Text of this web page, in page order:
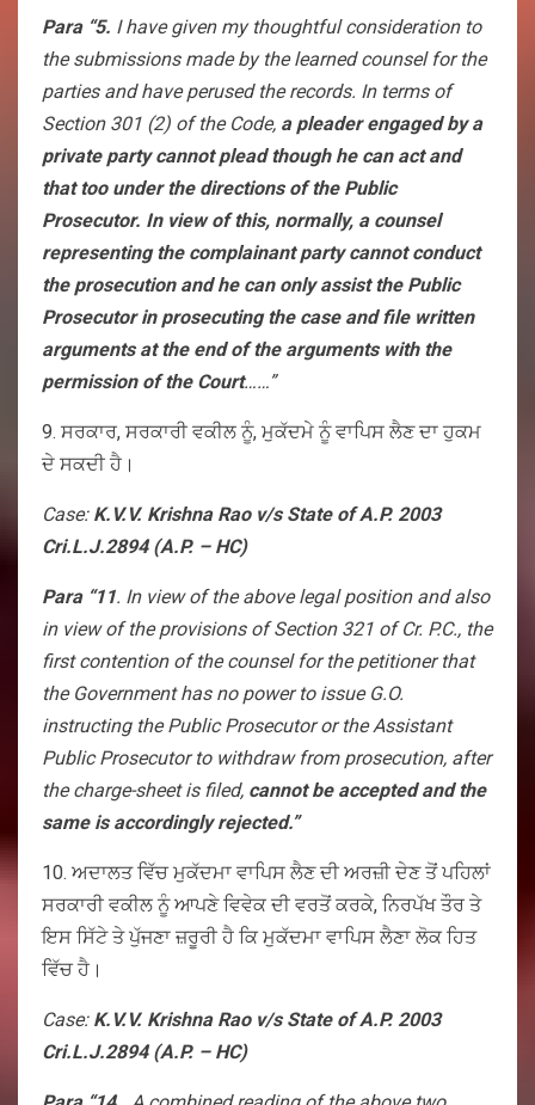
Para “5. I have given my thoughtful consideration to
the submissions made by the learned counsel for the
parties and have perused the records. In terms of
Section 301 (2) of the Code, a pleader engaged by a
private party cannot plead though he can act and
that too under the directions of the Public
Prosecutor. In view of this, normally, a counsel
representing the complainant party cannot conduct
the prosecution and he can only assist the Public
Prosecutor in prosecuting the case and file written
arguments at the end of the arguments with the
permission of the Court……”
9. ਸਰਕਾਰ, ਸਰਕਾਰੀ ਵਕੀਲ ਨੂੰ, ਮੁਕੱਦਮੇ ਨੂੰ ਵਾਪਿਸ ਲੈਣ ਦਾ ਹੁਕਮ
ਦੇ ਸਕਦੀ ਹੈ।
Case: K.V.V. Krishna Rao v/s State of A.P. 2003
Cri.L.J.2894 (A.P. – HC)
Para “11. In view of the above legal position and also
in view of the provisions of Section 321 of Cr. P.C., the
first contention of the counsel for the petitioner that
the Government has no power to issue G.O.
instructing the Public Prosecutor or the Assistant
Public Prosecutor to withdraw from prosecution, after
the charge-sheet is filed, cannot be accepted and the
same is accordingly rejected.”
10. ਅਦਾਲਤ ਵਿੱਚ ਮੁਕੱਦਮਾ ਵਾਪਿਸ ਲੈਣ ਦੀ ਅਰਜ਼ੀ ਦੇਣ ਤੋਂ ਪਹਿਲਾਂ
ਸਰਕਾਰੀ ਵਕੀਲ ਨੂੰ ਆਪਣੇ ਵਿਵੇਕ ਦੀ ਵਰਤੋਂ ਕਰਕੇ, ਨਿਰਪੱਖ ਤੌਰ ਤੇ
ਇਸ ਸਿੱਟੇ ਤੇ ਪੁੱਜਣਾ ਜ਼ਰੂਰੀ ਹੈ ਕਿ ਮੁਕੱਦਮਾ ਵਾਪਿਸ ਲੈਣਾ ਲੋਕ ਹਿਤ
ਵਿੱਚ ਹੈ।
Case: K.V.V. Krishna Rao v/s State of A.P. 2003
Cri.L.J.2894 (A.P. – HC)